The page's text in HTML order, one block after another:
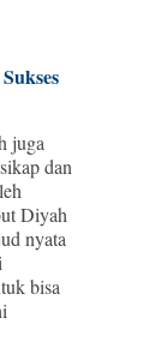
juga
dan
Diyah
nyata
bisa